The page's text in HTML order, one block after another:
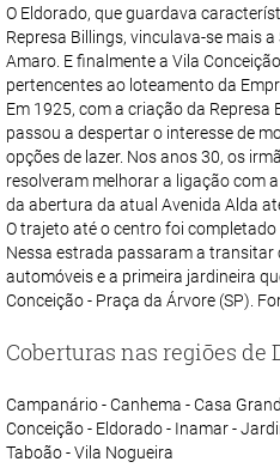
O Eldorado, que guardava
Represa Billings, vinculava-se mais
Amaro. E finalmente a Vila
pertencentes ao loteamento da
Em 1925, com a criação da Represa
passou a despertar o interesse de
opções de lazer. Nos anos 30, os
resolveram melhorar a ligação com
da abertura da atual Avenida Alda
O trajeto até o centro foi completado
Nessa estrada passaram a transitar
automóveis e a primeira jardineira
Conceição - Praça da Árvore (SP).
Coberturas nas regiões de
Campanário - Canhema - Casa
Conceição - Eldorado - Inamar -
Taboão - Vila Nogueira